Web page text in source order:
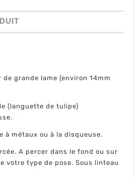
grande lame (environ 14mm
(languette de tulipe)
à métaux ou à la disqueuse.
A percer dans le fond ou sur
votre type de pose. Sous linteau